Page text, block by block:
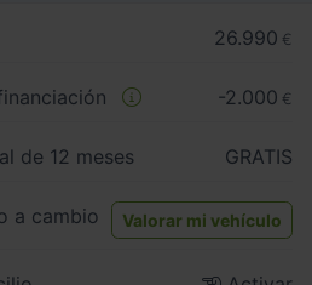
26.990 €
-2.000 €
de 12 meses GRATIS
a cambio Valorar mi vehículo